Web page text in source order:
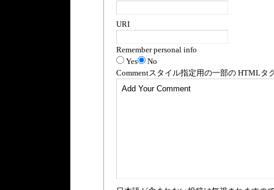
URI
Remember personal info
Yes
No
Commentスタイル指定用の一部の HTMLタ